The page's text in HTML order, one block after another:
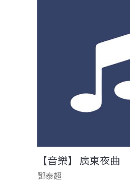
【音樂】 廣東夜曲
鄧泰超